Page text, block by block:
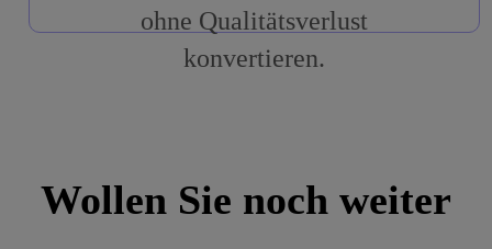
ohne Qualitätsverlust
konvertieren.
Wollen Sie noch weiter